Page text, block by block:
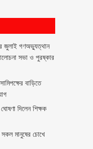
জুলাই গণঅভ্যুত্থান
সভা ও পুরষ্কার
বাড়িতে
ঘোষণা দিলেন শিক্ষক
সকল মানুষের চোখে